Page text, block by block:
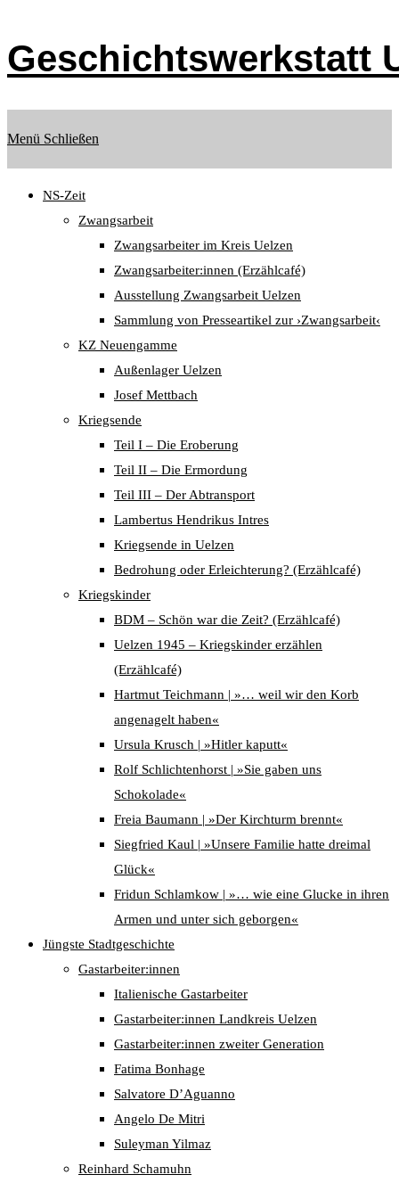
Inhalt
springen
Geschichtswerkstatt
Menü Schließen
NS-Zeit
Zwangsarbeit
Zwangsarbeiter im Kreis Uelzen
Zwangsarbeiter:innen (Erzählcafé)
Ausstellung Zwangsarbeit Uelzen
Sammlung von Presseartikel zur ›Zwangsarbeit‹
KZ Neuengamme
Außenlager Uelzen
Josef Mettbach
Kriegsende
Teil I – Die Eroberung
Teil II – Die Ermordung
Teil III – Der Abtransport
Lambertus Hendrikus Intres
Kriegsende in Uelzen
Bedrohung oder Erleichterung? (Erzählcafé)
Kriegskinder
BDM – Schön war die Zeit? (Erzählcafé)
Uelzen 1945 – Kriegskinder erzählen
(Erzählcafé)
Hartmut Teichmann | »… weil wir den Korb
angenagelt haben«
Ursula Krusch | »Hitler kaputt«
Rolf Schlichtenhorst | »Sie gaben uns
Schokolade«
Freia Baumann | »Der Kirchturm brennt«
Siegfried Kaul | »Unsere Familie hatte dreimal
Glück«
Fridun Schlamkow | »… wie eine Glucke in ihren
Armen und unter sich geborgen«
Jüngste Stadtgeschichte
Gastarbeiter:innen
Italienische Gastarbeiter
Gastarbeiter:innen Landkreis Uelzen
Gastarbeiter:innen zweiter Generation
Fatima Bonhage
Salvatore D’Aguanno
Angelo De Mitri
Suleyman Yilmaz
Reinhard Schamuhn